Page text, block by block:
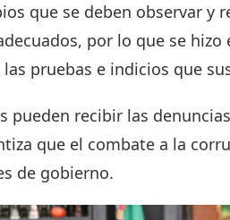
que se deben observar y
por lo que se
pruebas e indicios que
pueden recibir las
que el combate a la
de gobierno.